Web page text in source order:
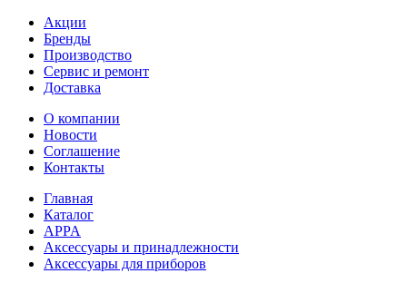
Акции
Бренды
Производство
Сервис и ремонт
Доставка
О компании
Новости
Соглашение
Контакты
Главная
Каталог
APPA
Аксессуары и принадлежности
Аксесcуары для приборов